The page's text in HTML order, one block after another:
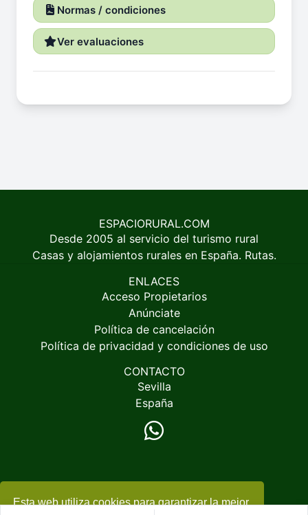
Esta web utiliza cookies para garantizar la mejor
Normas / condiciones
Ver evaluaciones
ESPACIORURAL.COM
Desde 2005 al servicio del turismo rural
Casas y alojamientos rurales en España. Rutas.
ENLACES
Acceso Propietarios
Anúnciate
Política de cancelación
Política de privacidad y condiciones de uso
CONTACTO
Sevilla
España
EspacioRural.com